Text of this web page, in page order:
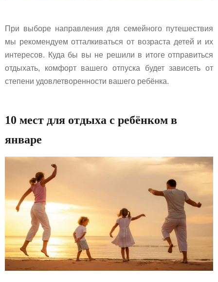
При выборе направления для семейного путешествия
мы рекомендуем отталкиваться от возраста детей и их
интересов. Куда бы вы не решили в итоге отправиться
отдыхать, комфорт вашего отпуска будет зависеть от
степени удовлетворенности вашего ребёнка.
10 мест для отдыха с ребёнком в
январе